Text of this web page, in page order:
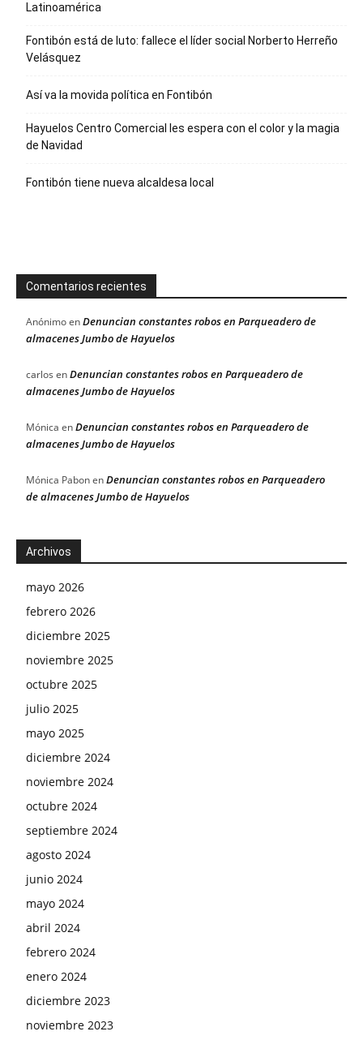
Latinoamérica
Fontibón está de luto: fallece el líder social Norberto Herreño
Velásquez
Así va la movida política en Fontibón
Hayuelos Centro Comercial les espera con el color y la magia
de Navidad
Fontibón tiene nueva alcaldesa local
Comentarios recientes
AnónimoenDenuncian constantes robos en Parqueadero de
almacenes Jumbo de Hayuelos
carlos enDenuncian constantes robos en Parqueadero de
almacenes Jumbo de Hayuelos
Mónica enDenuncian constantes robos en Parqueadero de
almacenes Jumbo de Hayuelos
Mónica PabonenDenuncian constantes robos en Parqueadero
de almacenes Jumbo de Hayuelos
Archivos
mayo 2026
febrero 2026
diciembre 2025
noviembre 2025
octubre 2025
julio 2025
mayo 2025
diciembre 2024
noviembre 2024
octubre 2024
septiembre 2024
agosto 2024
junio 2024
mayo 2024
abril 2024
febrero 2024
enero 2024
diciembre 2023
noviembre 2023